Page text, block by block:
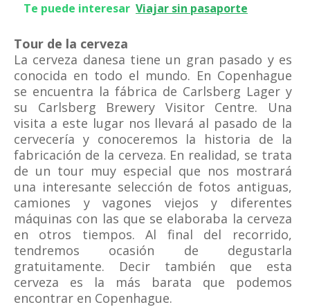
Te puede interesar Viajar sin pasaporte
Tour de la cerveza
La cerveza danesa tiene un gran pasado y es
conocida en todo el mundo. En Copenhague
se encuentra la fábrica de Carlsberg Lager y
su Carlsberg Brewery Visitor Centre. Una
visita a este lugar nos llevará al pasado de la
cervecería y conoceremos la historia de la
fabricación de la cerveza. En realidad, se trata
de un tour muy especial que nos mostrará
una interesante selección de fotos antiguas,
camiones y vagones viejos y diferentes
máquinas con las que se elaboraba la cerveza
en otros tiempos. Al final del recorrido,
tendremos ocasión de degustarla
gratuitamente. Decir también que esta
cerveza es la más barata que podemos
encontrar en Copenhague.